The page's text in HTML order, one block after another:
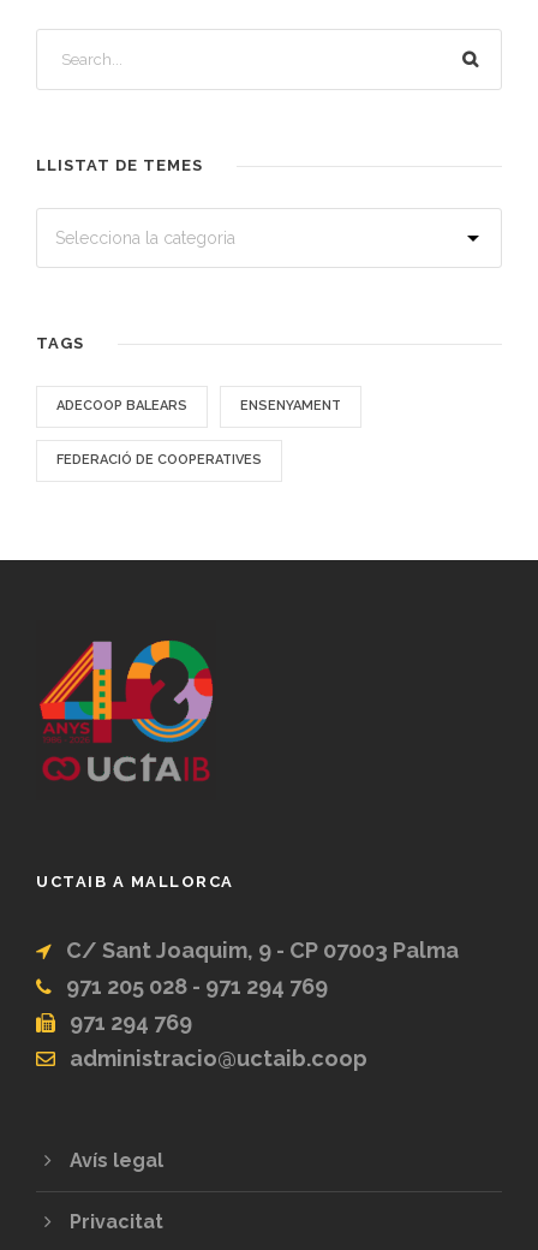
LLISTAT DE TEMES
TAGS
ADECOOP BALEARS ENSENYAMENT
FEDERACIÓ DE COOPERATIVES
UCTAIB A MALLORCA
C/ Sant Joaquim, 9 - CP 07003 Palma
971 205 028 - 971 294 769
971 294 769
administracio@uctaib.coop
Avís legal
Privacitat